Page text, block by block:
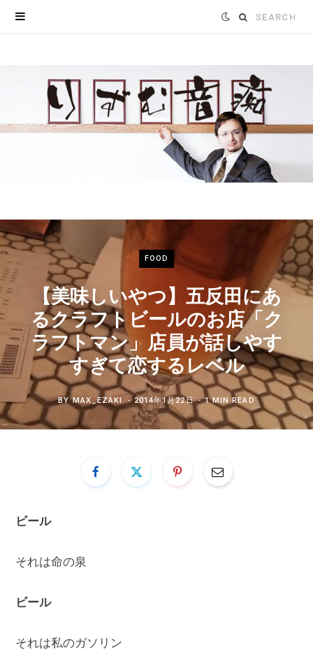
Search
FOOD
【美味しいやつ】五反田にあ
るクラフトビールのお店「ク
ラフトマン」店員が話しやす
すぎて恋するレベル
BYMAX_EZAKI 2014年1月22日 1 MIN READ
ビール
それは命の泉
ビール
それは私のガソリン